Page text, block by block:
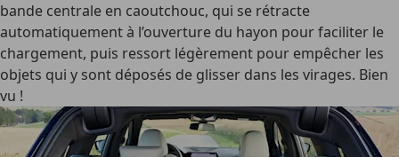
bande centrale en caoutchouc, qui se rétracte
automatiquement à l’ouverture du hayon pour faciliter le
chargement, puis ressort légèrement pour empêcher les
objets qui y sont déposés de glisser dans les virages. Bien
vu !